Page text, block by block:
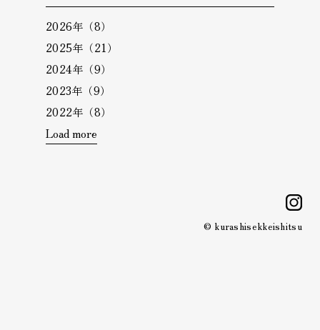
2026年（8）
2025年（21）
2024年（9）
2023年（9）
2022年（8）
Load more
© kurashisekkeishitsu